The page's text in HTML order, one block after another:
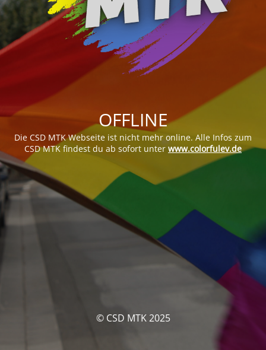
OFFLINE
Die CSD MTK Webseite ist nicht mehr online. Alle Infos zum
CSD MTK findest du ab sofort unter www.colorfulev.de
© CSD MTK 2025